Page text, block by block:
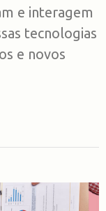
e interagem
tecnologias
e novos